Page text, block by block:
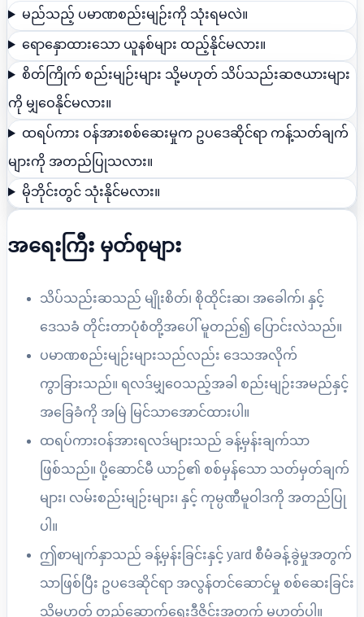
မည်သည့် ပမာဏစည်းမျဉ်းကို သုံးရမလဲ။
ရောနှောထားသော ယူနစ်များ ထည့်နိုင်မလား။
စိတ်ကြိုက် စည်းမျဉ်းများ သို့မဟုတ် သိပ်သည်းဆဇယားများ
ကို မျှဝေနိုင်မလား။
ထရပ်ကား ဝန်အားစစ်ဆေးမှုက ဥပဒေဆိုင်ရာ ကန့်သတ်ချက်
များကို အတည်ပြုသလား။
မိုဘိုင်းတွင် သုံးနိုင်မလား။
အရေးကြီး မှတ်စုများ
သိပ်သည်းဆသည် မျိုးစိတ်၊ စိုထိုင်းဆ၊ အခေါက်၊ နှင့်
ဒေသခံ တိုင်းတာပုံစံတို့အပေါ် မူတည်၍ ပြောင်းလဲသည်။
ပမာဏစည်းမျဉ်းများသည်လည်း ဒေသအလိုက်
ကွာခြားသည်။ ရလဒ်မျှဝေသည့်အခါ စည်းမျဉ်းအမည်နှင့်
အခြေခံကို အမြဲ မြင်သာအောင်ထားပါ။
ထရပ်ကားဝန်အားရလဒ်များသည် ခန့်မှန်းချက်သာ
ဖြစ်သည်။ ပို့ဆောင်မီ ယာဉ်၏ စစ်မှန်သော သတ်မှတ်ချက်
များ၊ လမ်းစည်းမျဉ်းများ၊ နှင့် ကုမ္ပဏီမူဝါဒကို အတည်ပြု
ပါ။
ဤစာမျက်နှာသည် ခန့်မှန်းခြင်းနှင့် yard စီမံခန့်ခွဲမှုအတွက်
သာဖြစ်ပြီး ဥပဒေဆိုင်ရာ အလွန်တင်ဆောင်မှု စစ်ဆေးခြင်း
သို့မဟုတ် တည်ဆောက်ရေးဒီဇိုင်းအတွက် မဟုတ်ပါ။